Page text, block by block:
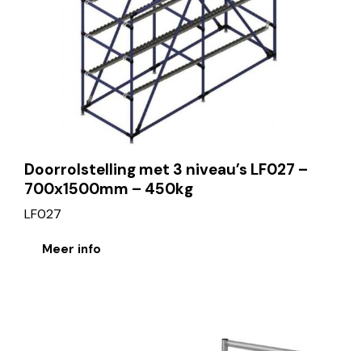
Doorrolstelling met 3 niveau’s LF027 –
700x1500mm – 450kg
LF027
Meer info